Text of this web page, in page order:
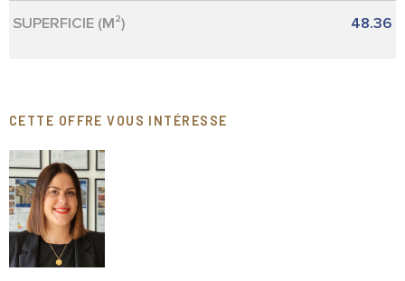
SUPERFICIE (M²) 48.36
CETTE OFFRE VOUS INTÉRESSE